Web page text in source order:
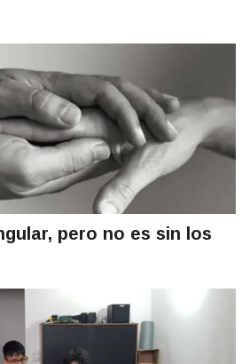
pero no es sin los